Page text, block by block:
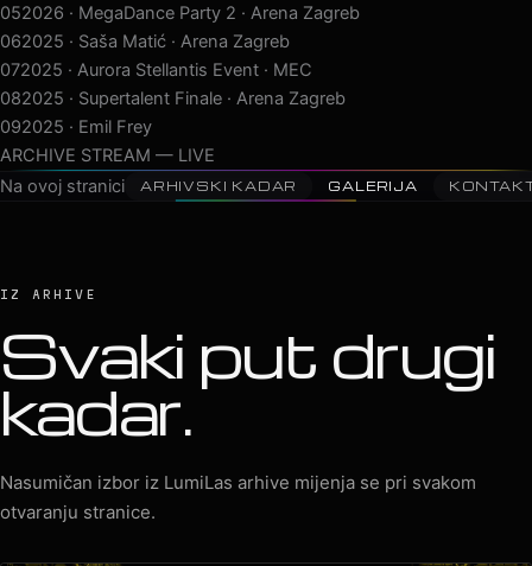
062025 · Saša Matić · Arena Zagreb
072025 · Aurora Stellantis Event · MEC
082025 · Supertalent Finale · Arena Zagreb
092025 · Emil Frey Mercedes Event
102025 · Lepa Brena · Arena Stožice
ARCHIVE STREAM — LIVE
Na ovoj stranici
ARHIVSKI KADAR GALERIJA
IZ ARHIVE
Svaki put drugi
kadar.
Nasumičan izbor iz LumiLas arhive mijenja se pri svakom
otvaranju stranice.